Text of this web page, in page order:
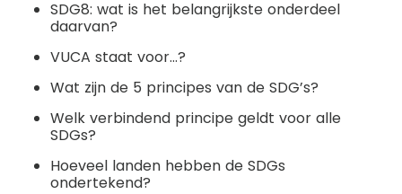
SDG8: wat is het belangrijkste onderdeel
daarvan?
VUCA staat voor…?
Wat zijn de 5 principes van de SDG’s?
Welk verbindend principe geldt voor alle
SDGs?
Hoeveel landen hebben de SDGs
ondertekend?